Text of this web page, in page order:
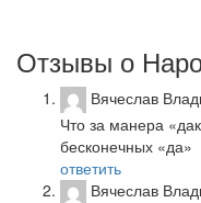
Отзывы о
Вячеслав
Что за манера
бесконечных «да»
ответить
Вячеслав